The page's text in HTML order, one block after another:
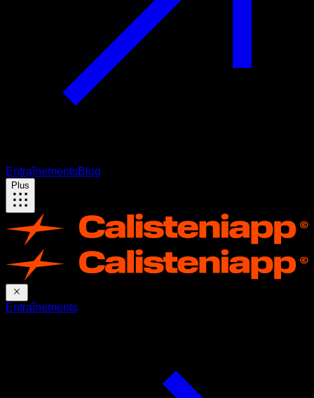
EntraînementsBlog
Plus
Entraînements